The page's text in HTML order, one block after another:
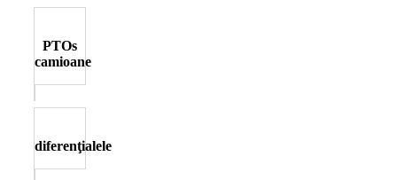
PTOs
camioane
diferenţialele